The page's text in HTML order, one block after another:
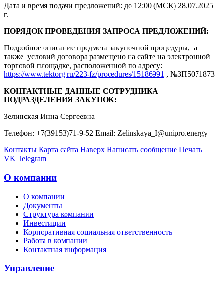
Дата и время подачи предложений: до 12:00 (МСК) 28.07.2025
г.
ПОРЯДОК ПРОВЕДЕНИЯ ЗАПРОСА ПРЕДЛОЖЕНИЙ:
Подробное описание предмета закупочной процедуры, а
также условий договора размещено на сайте на электронной
торговой площадке, расположенной по адресу:
https://www.tektorg.ru/223-fz/procedures/15186991 , №ЗП5071873
КОНТАКТНЫЕ ДАННЫЕ СОТРУДНИКА
ПОДРАЗДЕЛЕНИЯ ЗАКУПОК:
Зелинская Инна Сергеевна
Телефон: +7(39153)71-9-52 Email: Zelinskaya_I@unipro.energy
Контакты Карта сайта Наверх Написать сообщение Печать
VK Telegram
О компании
О компании
Документы
Структура компании
Инвестиции
Корпоративная социальная ответственность
Работа в компании
Контактная информация
Управление